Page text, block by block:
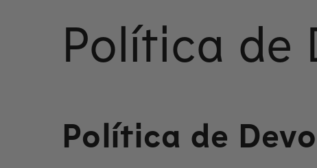
Política de
Política de